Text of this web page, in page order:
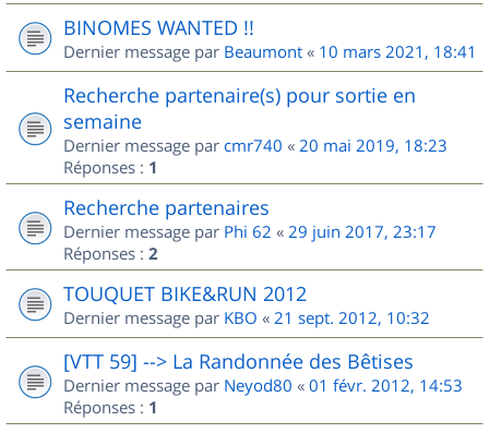
BINOMES WANTED !!
Dernier message par Beaumont « 10 mars 2021, 18:41
Recherche partenaire(s) pour sortie en
semaine
Dernier message par cmr740 « 20 mai 2019, 18:23
Réponses : 1
Recherche partenaires
Dernier message par Phi 62 « 29 juin 2017, 23:17
Réponses : 2
TOUQUET BIKE&RUN 2012
Dernier message par KBO « 21 sept. 2012, 10:32
[VTT 59] --> La Randonnée des Bêtises
Dernier message par Neyod80 « 01 févr. 2012, 14:53
Réponses : 1